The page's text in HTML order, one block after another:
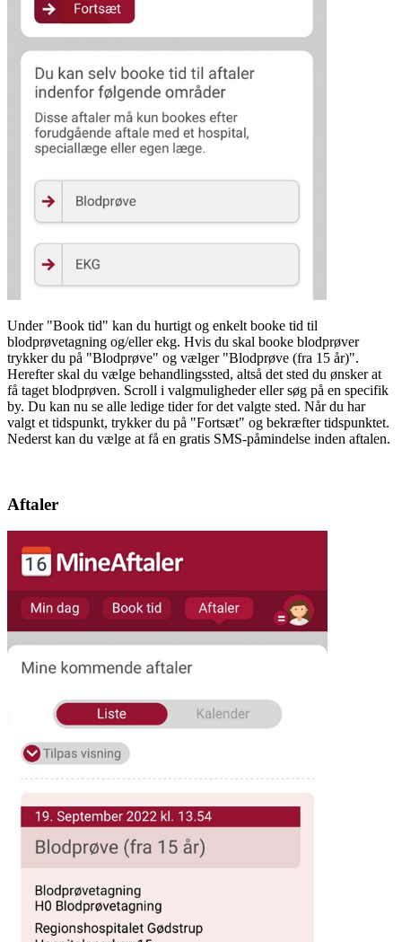
Under "Book tid" kan du hurtigt og enkelt booke tid til
blodprøvetagning og/eller ekg. Hvis du skal booke blodprøver
trykker du på "Blodprøve" og vælger "Blodprøve (fra 15 år)".
Herefter skal du vælge behandlingssted, altså det sted du ønsker at
få taget blodprøven. Scroll i valgmuligheder eller søg på en specifik
by. Du kan nu se alle ledige tider for det valgte sted. Når du har
valgt et tidspunkt, trykker du på "Fortsæt" og bekræfter tidspunktet.
Nederst kan du vælge at få en gratis SMS-påmindelse inden aftalen.
Aftaler